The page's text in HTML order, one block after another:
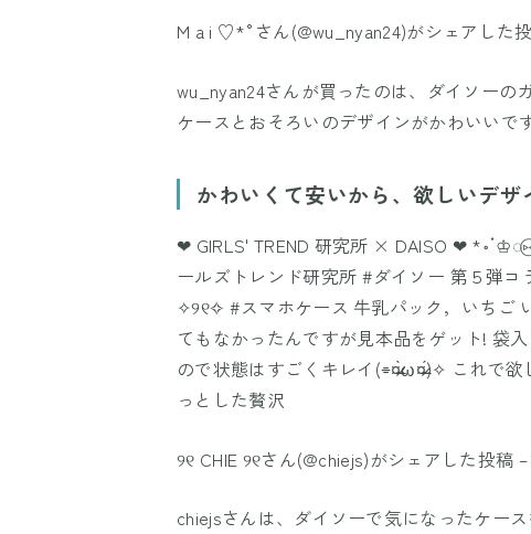
M a i ♡*° さん(@wu_nyan24)がシェアした
wu_nyan24さんが買ったのは、ダイソーの
ケースとおそろいのデザインがかわいいで
かわいくて安いから、欲しいデザ
❤︎ GIRLS' TREND 研究所 × DAISO ❤︎
ールズトレンド研究所 #ダイソー 第５弾
✧୨୧✧ #スマホケース 牛乳パック，いちご
てもなかったんですが見本品をゲット! 袋
ので状態はすごくキレイ(⌯¤̴̶̷̀ω¤̴̶̷́)✧ これで
っとした贅沢
୨୧ CHIE ୨୧さん(@chiejs)がシェアした投稿
chiejsさんは、ダイソーで気になったケー